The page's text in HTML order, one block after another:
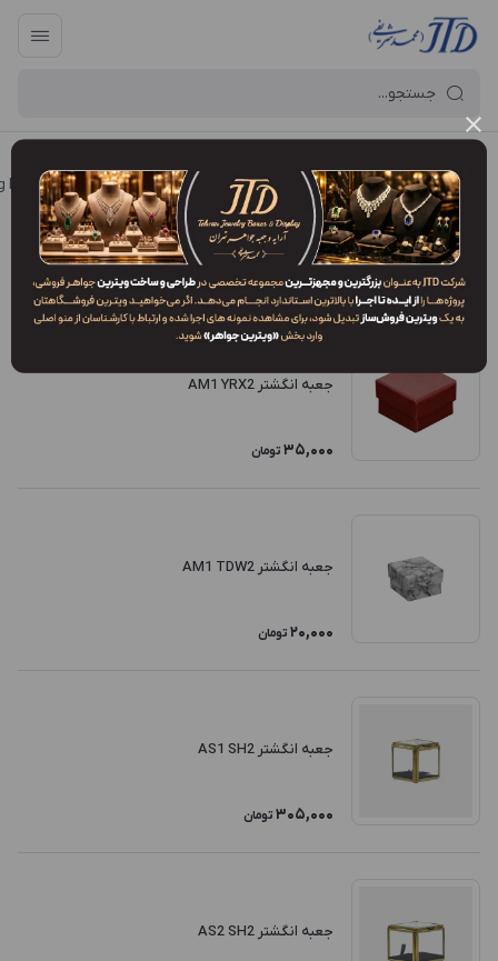
آرایه و جعبه جواهر تهران / فروشگاه محصولات / جعبه / جعبه انگشتر (Ring box)
جعبه انگشتر مقوایی (هاردباکس)
فیلتر محصولات ترتیب نمایش: جدیدترین
جعبه انگشتر AM1 YRX2
35,000 تومان
جعبه انگشتر AM1 TDW2
20,000 تومان
جعبه انگشتر AS1 SH2
305,000 تومان
جعبه انگشتر AS2 SH2